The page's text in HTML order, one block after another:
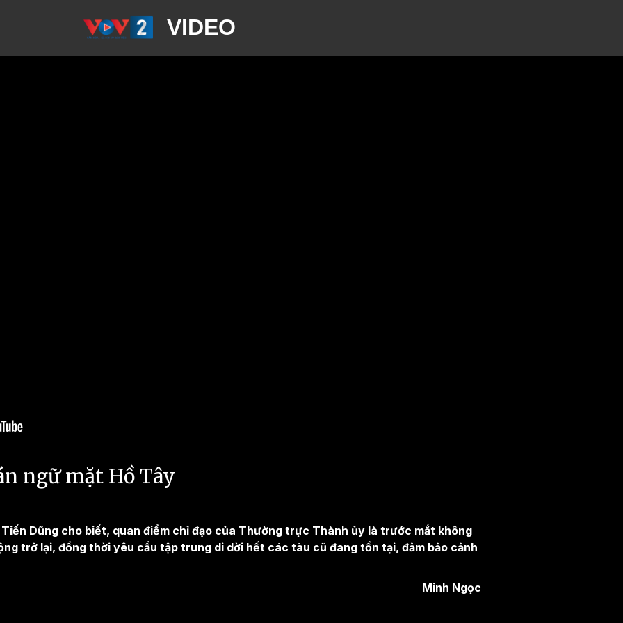
VIDEO
ngữ mặt Hồ Tây
Dũng cho biết, quan điểm chỉ đạo của Thường trực Thành ủy là trước mắt không
trở lại, đồng thời yêu cầu tập trung di dời hết các tàu cũ đang tồn tại, đảm bảo cảnh
Minh Ngọc